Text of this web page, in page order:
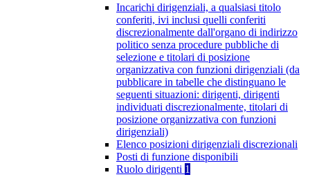
Incarichi dirigenziali, a qualsiasi titolo
conferiti, ivi inclusi quelli conferiti
discrezionalmente dall'organo di indirizzo
politico senza procedure pubbliche di
selezione e titolari di posizione
organizzativa con funzioni dirigenziali (da
pubblicare in tabelle che distinguano le
seguenti situazioni: dirigenti, dirigenti
individuati discrezionalmente, titolari di
posizione organizzativa con funzioni
dirigenziali)
Elenco posizioni dirigenziali discrezionali
Posti di funzione disponibili
Ruolo dirigenti 1